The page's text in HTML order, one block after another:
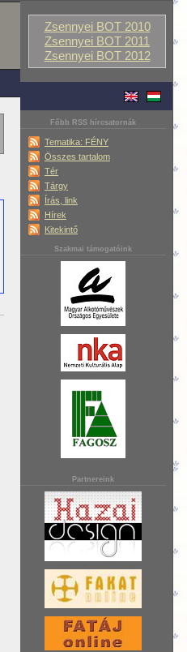
Zsennyei BOT 2010
Zsennyei BOT 2011
Zsennyei BOT 2012
Főbb RSS hírcsatornák
Tematika: FÉNY
Összes tartalom
Tér
Tárgy
Írás, link
Hírek
Kitekintő
Szakmai támogatóink
Partnereink